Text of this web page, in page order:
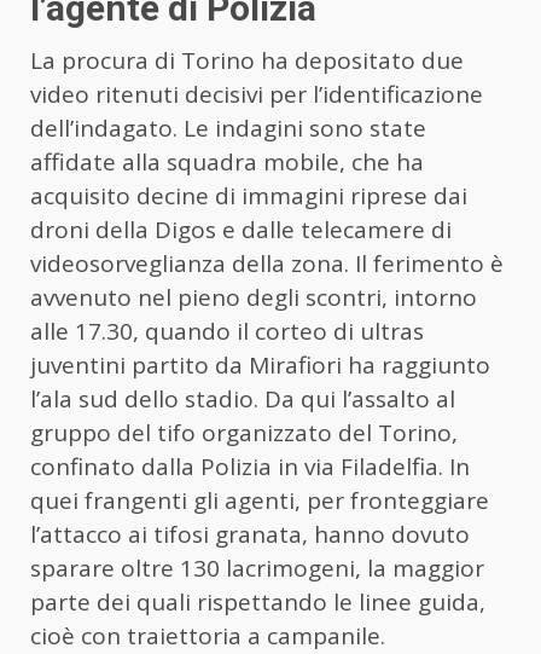
La procura di Torino ha depositato due
video ritenuti decisivi per l’identificazione
dell’indagato. Le indagini sono state
affidate alla squadra mobile, che ha
acquisito decine di immagini riprese dai
droni della Digos e dalle telecamere di
videosorveglianza della zona. Il ferimento è
avvenuto nel pieno degli scontri, intorno
alle 17.30, quando il corteo di ultras
juventini partito da Mirafiori ha raggiunto
l’ala sud dello stadio. Da qui l’assalto al
gruppo del tifo organizzato del Torino,
confinato dalla Polizia in via Filadelfia. In
quei frangenti gli agenti, per fronteggiare
l’attacco ai tifosi granata, hanno dovuto
sparare oltre 130 lacrimogeni, la maggior
parte dei quali rispettando le linee guida,
cioè con traiettoria a campanile.